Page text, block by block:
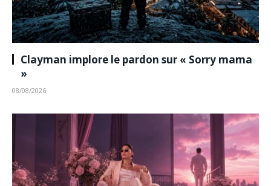
Clayman implore le pardon sur « Sorry mama
»
08/08/2026